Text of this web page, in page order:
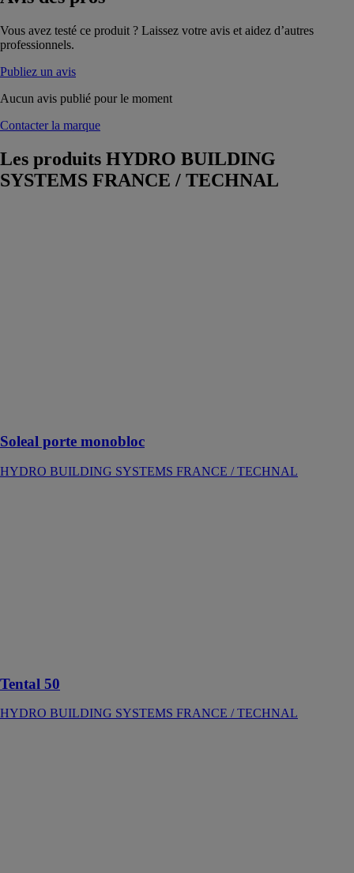
Vous avez testé ce produit ? Laissez votre avis et aidez d’autres
professionnels.
Publiez un avis
Aucun avis publié pour le moment
Contacter la marque
Les produits HYDRO BUILDING
SYSTEMS FRANCE / TECHNAL
Soleal porte monobloc
HYDRO BUILDING SYSTEMS FRANCE / TECHNAL
Tental 50
HYDRO BUILDING SYSTEMS FRANCE / TECHNAL